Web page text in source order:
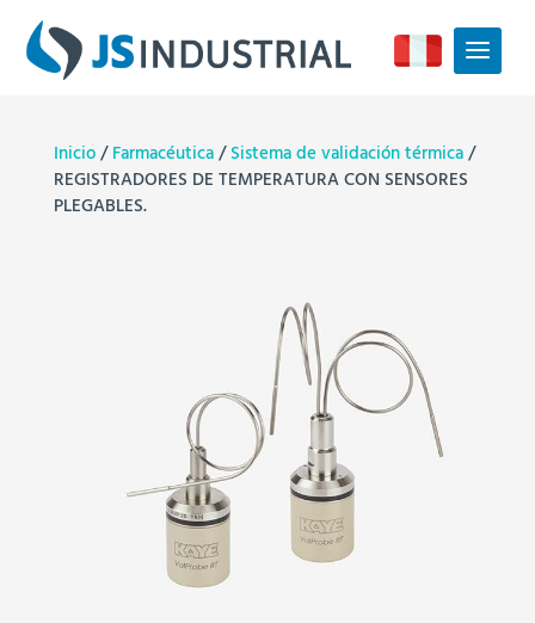
Inicio/Farmacéutica/Sistema de validación térmica/
REGISTRADORES DE TEMPERATURA CON SENSORES
PLEGABLES.